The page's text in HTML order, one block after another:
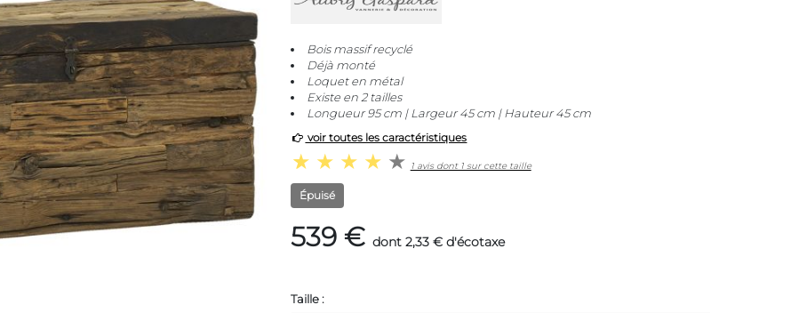
Bois massif recyclé
Déjà monté
Loquet en métal
Existe en 2 tailles
Longueur 95 cm | Largeur 45 cm | Hauteur 45 cm
voir toutes les caractéristiques
1 avis dont 1 sur cette taille
Épuisé
539 € dont 2,33 € d'écotaxe
Taille :